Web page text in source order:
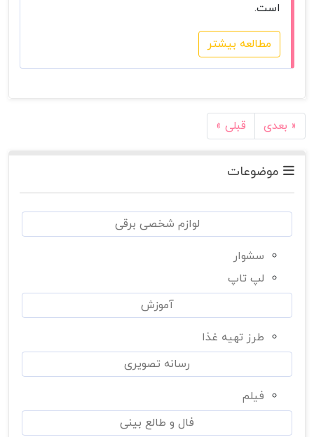
است.
مطالعه بیشتر
« قبلی بعدی »
موضوعات
لوازم شخصی برقی
سشوار
لپ تاپ
آموزش
طرز تهیه غذا
رسانه تصویری
فیلم
فال و طالع بینی